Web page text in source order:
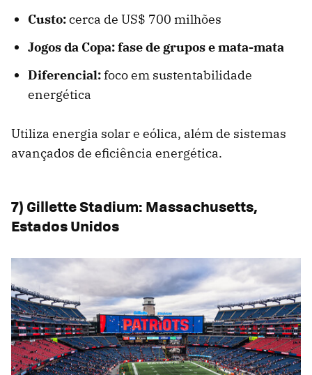
Custo:cerca de US$ 700 milhões
Jogos da Copa: fase de grupos e mata-mata
Diferencial:foco em sustentabilidade
energética
Utiliza energia solar e eólica, além de sistemas
avançados de eficiência energética.
7) Gillette Stadium: Massachusetts,
Estados Unidos